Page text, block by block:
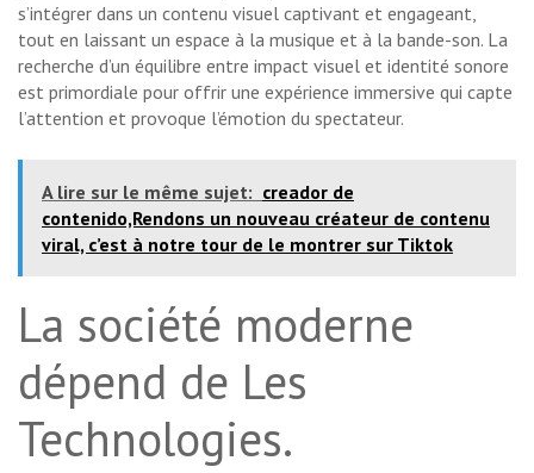
s’intégrer dans un contenu visuel captivant et engageant,
tout en laissant un espace à la musique et à la bande-son. La
recherche d’un équilibre entre impact visuel et identité sonore
est primordiale pour offrir une expérience immersive qui capte
l’attention et provoque l’émotion du spectateur.
A lire sur le même sujet: creador de
contenido,Rendons un nouveau créateur de contenu
viral, c’est à notre tour de le montrer sur Tiktok
La société moderne
dépend de Les
Technologies.